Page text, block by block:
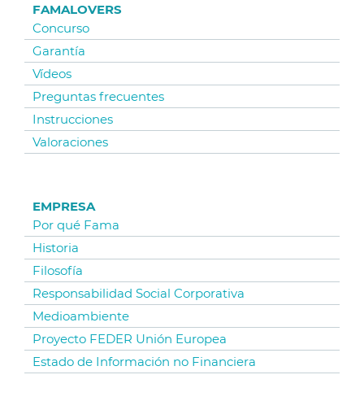
FAMALOVERS
Concurso
Garantía
Vídeos
Preguntas frecuentes
Instrucciones
Valoraciones
EMPRESA
Por qué Fama
Historia
Filosofía
Responsabilidad Social Corporativa
Medioambiente
Proyecto FEDER Unión Europea
Estado de Información no Financiera